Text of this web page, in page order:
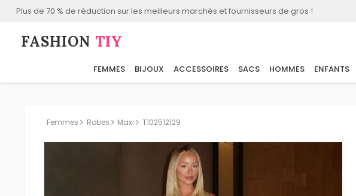
Plus de 70 % de réduction sur les meilleurs marchés et fournisseurs de gros !
FASHION⁠ TIY
FEMMES BIJOUX ACCESSOIRES SACS HOMMES ENFANTS
Femmes Robes Maxi T102512129